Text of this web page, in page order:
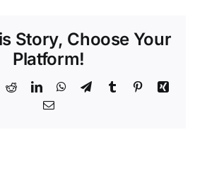
Story, Choose Your
Platform!
RedditLinkedInWhatsApp
TelegramTumblr PinterestXing
Email